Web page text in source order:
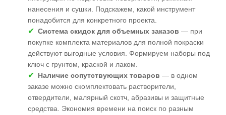
нанесения и сушки. Подскажем, какой инструмент
понадобится для конкретного проекта.
Система скидок для объемных заказов — при
покупке комплекта материалов для полной покраски
действуют выгодные условия. Формируем наборы под
ключ с грунтом, краской и лаком.
Наличие сопутствующих товаров — в одном
заказе можно скомплектовать растворители,
отвердители, малярный скотч, абразивы и защитные
средства. Экономия времени на поиск по разным